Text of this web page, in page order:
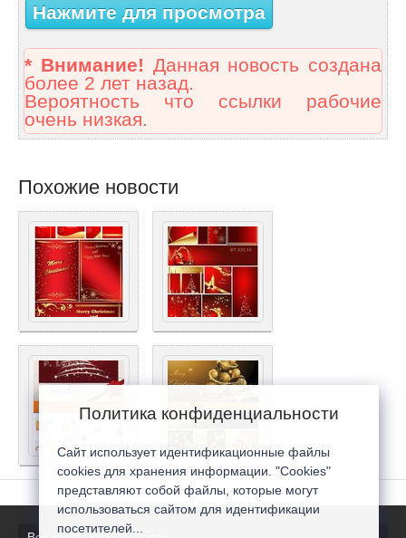
Нажмите для просмотра
* Внимание! Данная новость создана
более 2 лет назад.
Вероятность что ссылки рабочие
очень низкая.
Похожие новости
Политика конфиденциальности
Сайт использует идентификационные файлы
cookies для хранения информации. "Cookies"
представляют собой файлы, которые могут
использоваться сайтом для идентификации
посетителей...